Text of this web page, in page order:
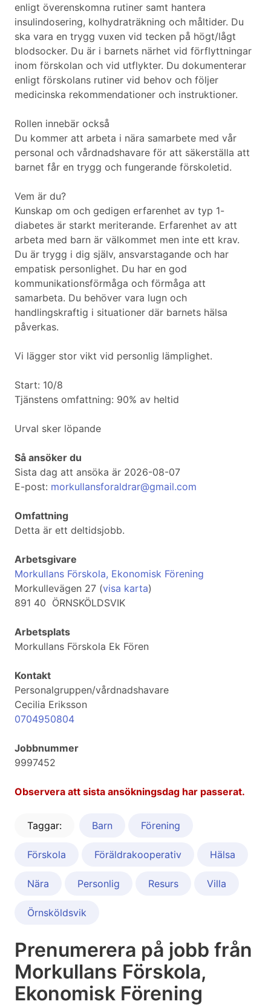
enligt överenskomna rutiner samt hantera
insulindosering, kolhydraträkning och måltider. Du
ska vara en trygg vuxen vid tecken på högt/lågt
blodsocker. Du är i barnets närhet vid förflyttningar
inom förskolan och vid utflykter. Du dokumenterar
enligt förskolans rutiner vid behov och följer
medicinska rekommendationer och instruktioner.
Rollen innebär också
Du kommer att arbeta i nära samarbete med vår
personal och vårdnadshavare för att säkerställa att
barnet får en trygg och fungerande förskoletid.
Vem är du?
Kunskap om och gedigen erfarenhet av typ 1-
diabetes är starkt meriterande. Erfarenhet av att
arbeta med barn är välkommet men inte ett krav.
Du är trygg i dig själv, ansvarstagande och har
empatisk personlighet. Du har en god
kommunikationsförmåga och förmåga att
samarbeta. Du behöver vara lugn och
handlingskraftig i situationer där barnets hälsa
påverkas.
Vi lägger stor vikt vid personlig lämplighet.
Start: 10/8
Tjänstens omfattning: 90% av heltid
Urval sker löpande
Så ansöker du
Sista dag att ansöka är 2026-08-07
E-post: morkullansforaldrar@gmail.com
Omfattning
Detta är ett deltidsjobb.
Arbetsgivare
Morkullans Förskola, Ekonomisk Förening
Morkullevägen 27 (visa karta)
891 40 ÖRNSKÖLDSVIK
Arbetsplats
Morkullans Förskola Ek Fören
Kontakt
Personalgruppen/vårdnadshavare
Cecilia Eriksson
0704950804
Jobbnummer
9997452
Observera att sista ansökningsdag har passerat.
Taggar: Barn Förening
Förskola Föräldrakooperativ Hälsa
Nära Personlig Resurs Villa
Örnsköldsvik
Prenumerera på jobb från
Morkullans Förskola,
Ekonomisk Förening